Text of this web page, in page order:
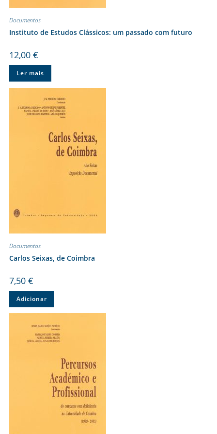
Documentos
Instituto de Estudos Clássicos: um passado com futuro
12,00 €
Ler mais
Documentos
Carlos Seixas, de Coimbra
7,50 €
Adicionar